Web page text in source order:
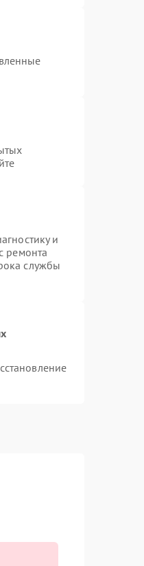
и
ремонта
службы